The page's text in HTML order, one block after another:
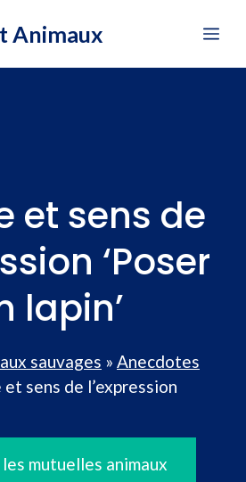
Animaux
et sens de
‘Poser
lapin’
sauvages » Anecdotes
sens de l’expression
mutuelles animaux